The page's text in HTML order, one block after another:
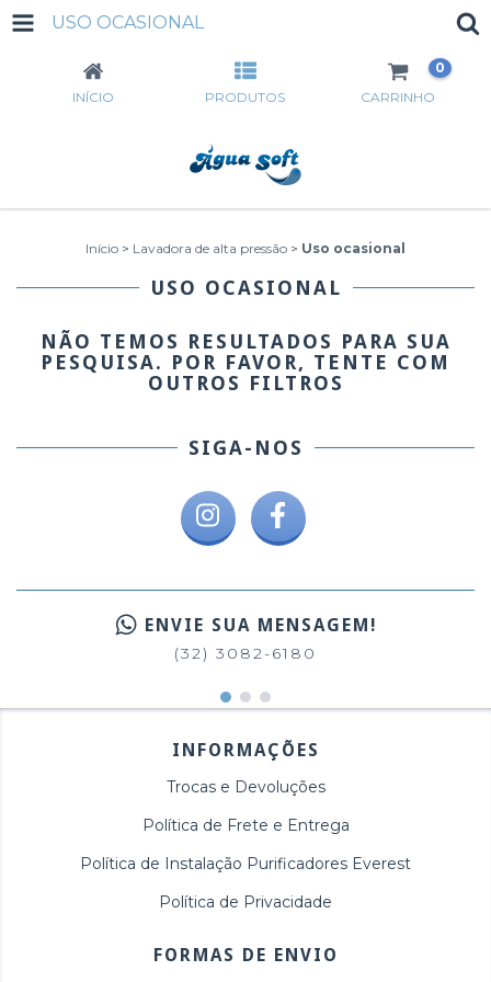
USO OCASIONAL
INÍCIO PRODUTOS CARRINHO
0
Início > Lavadora de alta pressão > Uso ocasional
USO OCASIONAL
NÃO TEMOS RESULTADOS PARA SUA
PESQUISA. POR FAVOR, TENTE COM
OUTROS FILTROS
SIGA-NOS
ENVIE SUA MENSAGEM!
(32) 3082-6180
INFORMAÇÕES
Trocas e Devoluções
Política de Frete e Entrega
Política de Instalação Purificadores Everest
Política de Privacidade
FORMAS DE ENVIO